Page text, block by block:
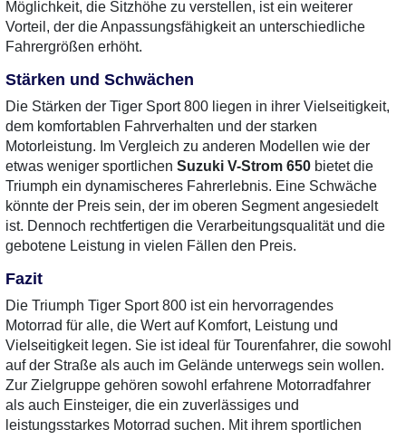
Möglichkeit, die Sitzhöhe zu verstellen, ist ein weiterer
Vorteil, der die Anpassungsfähigkeit an unterschiedliche
Fahrergrößen erhöht.
Stärken und Schwächen
Die Stärken der Tiger Sport 800 liegen in ihrer Vielseitigkeit,
dem komfortablen Fahrverhalten und der starken
Motorleistung. Im Vergleich zu anderen Modellen wie der
etwas weniger sportlichen Suzuki V-Strom 650 bietet die
Triumph ein dynamischeres Fahrerlebnis. Eine Schwäche
könnte der Preis sein, der im oberen Segment angesiedelt
ist. Dennoch rechtfertigen die Verarbeitungsqualität und die
gebotene Leistung in vielen Fällen den Preis.
Fazit
Die Triumph Tiger Sport 800 ist ein hervorragendes
Motorrad für alle, die Wert auf Komfort, Leistung und
Vielseitigkeit legen. Sie ist ideal für Tourenfahrer, die sowohl
auf der Straße als auch im Gelände unterwegs sein wollen.
Zur Zielgruppe gehören sowohl erfahrene Motorradfahrer
als auch Einsteiger, die ein zuverlässiges und
leistungsstarkes Motorrad suchen. Mit ihrem sportlichen